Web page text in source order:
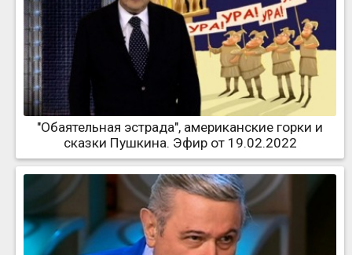
"Обаятельная эстрада", американские горки и
сказки Пушкина. Эфир от 19.02.2022